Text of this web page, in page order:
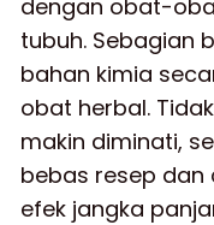
dengan obat-
tubuh. Sebagian
bahan kimia
obat herbal.
makin diminati,
bebas resep dan
efek jangka